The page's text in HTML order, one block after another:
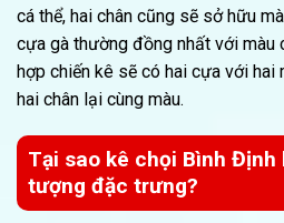
cá thể, hai chân cũng sẽ sở hữu
cựa gà thường đồng nhất với màu
hợp chiến kê sẽ có hai cựa với hai
hai chân lại cùng màu.
Tại sao kê chọi Bình
tượng đặc trưng?